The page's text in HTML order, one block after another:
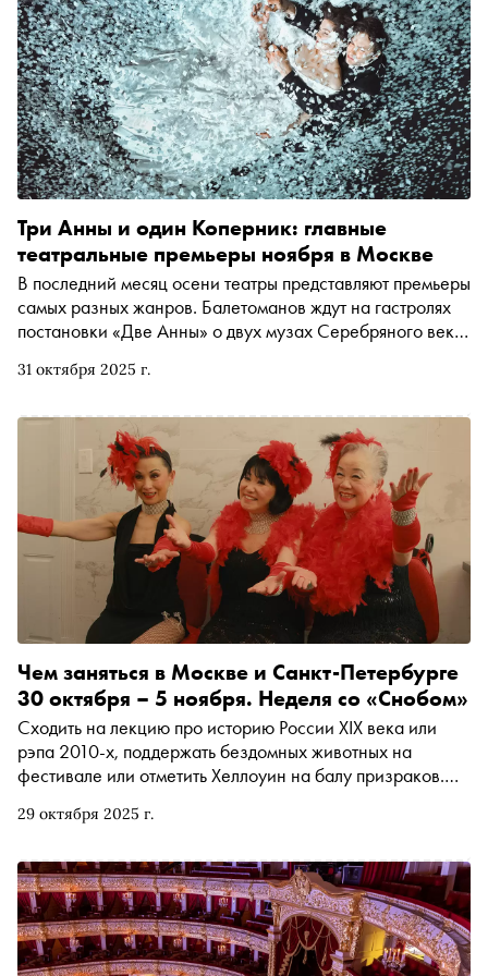
бессмысленная суета повседневности
противопоставлена лишениям и ужасам войны, пустота,
пошлость и фальшь жизни игнорируют вторую, суровую
реальность, существующую как будто на периферии
31 октября 2025 г.
Три Анны и один Коперник: главные
театральные премьеры ноября в Москве
В последний месяц осени театры представляют премьеры
самых разных жанров. Балетоманов ждут на гастролях
постановки «Две Анны» о двух музах Серебряного века
одну Анну — Каренину — показывает Малый театр. А
новая театральная точка на карте столицы: в
Московском планетарии возрождают «Научный
Звёздный театр». Подробности — в материале «Сноба»
29 октября 2025 г.
Чем заняться в Москве и Санкт-Петербурге
30 октября – 5 ноября. Неделя со «Снобом»
Сходить на лекцию про историю России XIX века или
рэпа 2010-х, поддержать бездомных животных на
фестивале или отметить Хеллоуин на балу призраков.
ближайшей неделе